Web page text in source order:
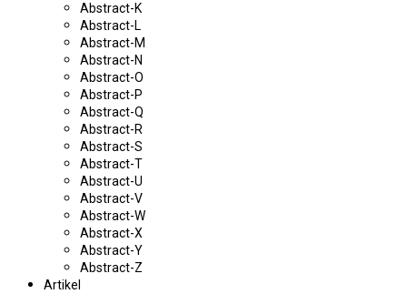
Abstract-K
Abstract-L
Abstract-M
Abstract-N
Abstract-O
Abstract-P
Abstract-Q
Abstract-R
Abstract-S
Abstract-T
Abstract-U
Abstract-V
Abstract-W
Abstract-X
Abstract-Y
Abstract-Z
Artikel